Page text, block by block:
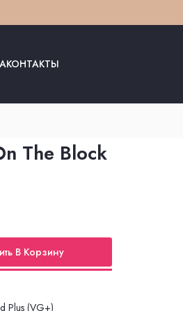
КОНТАКТЫ
The Block
В Корзину
Plus (VG+)